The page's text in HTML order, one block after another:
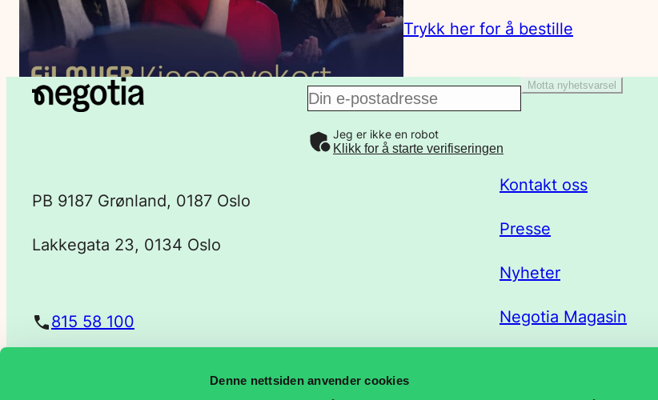
Denne nettsiden anvender cookies
Trykk her for å bestille
E
-
Motta nyhetsvarsel
Jeg er ikke en robot
Klikk for å starte verifiseringen
PB 9187 Grønland, 0187 Oslo
Lakkegata 23, 0134 Oslo
815 58 100
Kontakt oss
Presse
Nyheter
Negotia Magasin